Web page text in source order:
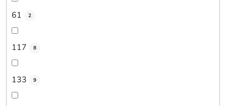
61 2
117 8
133 9